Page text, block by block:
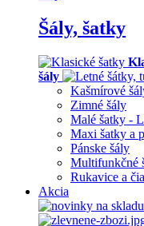
Šály, šatky
šály
Kašmírové
Zimné šály
Malé šatky -
Maxi šatky a
Pánske šály
Multifunkčné
Rukavice a
Akcia